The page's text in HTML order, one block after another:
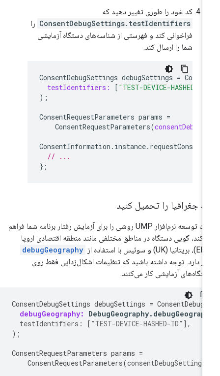
کد خود را طوری تغییر دهید که
ConsentDebugSettings.testIdentifiers را
فراخوانی کند و فهرستی از شناسه‌های دستگاه آزمایشی
شما را ارسال کند.
ConsentDebugSettings debugSettings =
testIdentifiers: ["TEST-DEVICE-HASHED-
ConsentRequestParameters params
ConsentRequestParameters(
ConsentInformation.instance.
// ...
جغرافیا را تحمیل کنید
کیت توسعه نرم‌افزار UMP روشی را برای آزمایش رفتار برنامه شما فراهم
گویی دستگاه در مناطق مختلفی مانند منطقه اقتصادی اروپا
debugGeography
دارد. توجه داشته باشید که تنظیمات اشکال‌زدایی فقط روی
آزمایشی کار می‌کنند.
ConsentDebugSettings debugSettings =
debugGeography: DebugGeography.
testIdentifiers: ["TEST-DEVICE-HASHED-ID"
ConsentRequestParameters params
ConsentRequestParameters(